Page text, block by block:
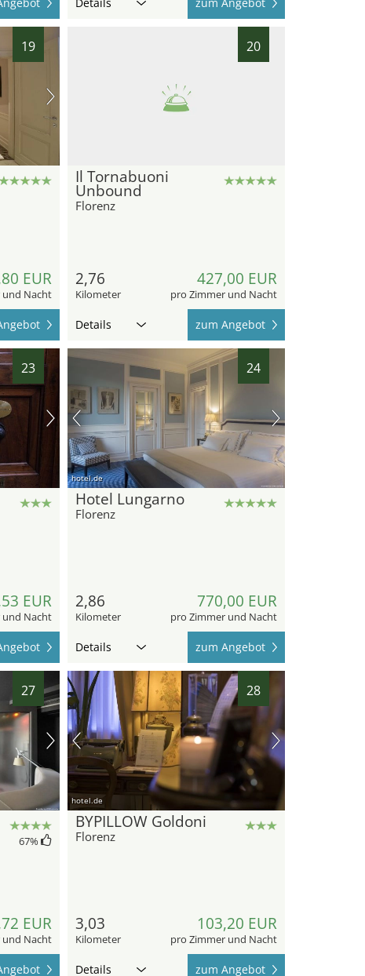
19
EUR
Nacht
20
Il Tornabuoni
Unbound
Florenz
2,76
Kilometer
427,00 EUR
pro Zimmer und Nacht
Details zum Angebot
23
EUR
Nacht
24
hotel.de
Hotel Lungarno
Florenz
2,86
Kilometer
770,00 EUR
pro Zimmer und Nacht
Details zum Angebot
27
67%
EUR
Nacht
28
hotel.de
BYPILLOW Goldoni
Florenz
3,03
Kilometer
103,20 EUR
pro Zimmer und Nacht
Details zum Angebot